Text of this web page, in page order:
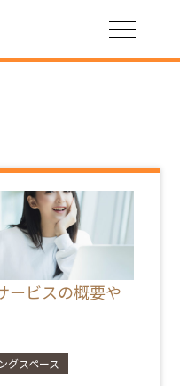
ービスの概要や
グスペース